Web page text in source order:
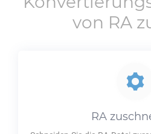
von RA
RA